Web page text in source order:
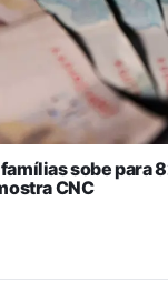
sobe para
CNC